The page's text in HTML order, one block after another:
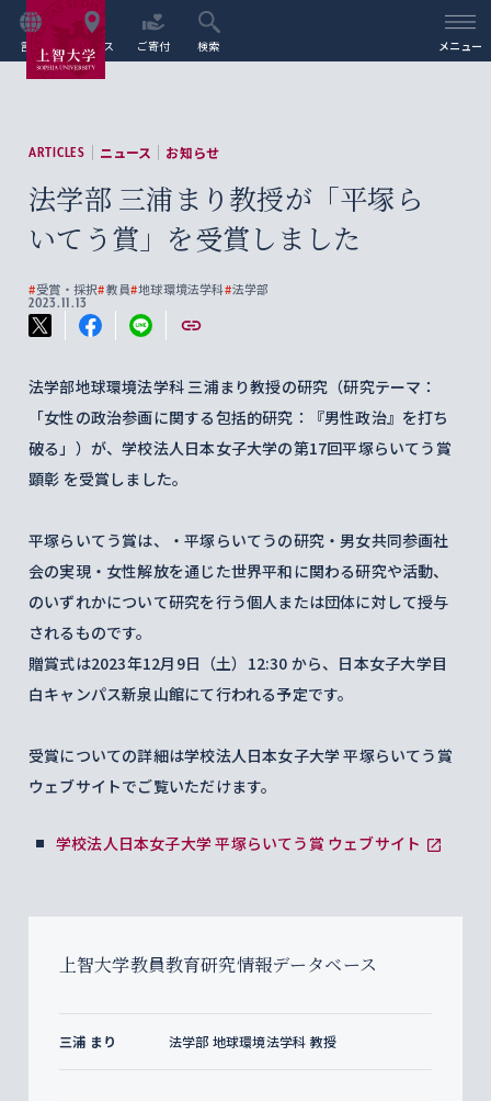
言語 アクセス ご寄付 検索 メニュー
ARTICLES ニュース お知らせ
法学部 三浦まり教授が「平塚ら
いてう賞」を受賞しました
#受賞・採択#教員#地球環境法学科#法学部
2023.11.13
法学部地球環境法学科 三浦まり教授の研究（研究テーマ：
「女性の政治参画に関する包括的研究：『男性政治』を打ち
破る」）が、学校法人日本女子大学の第17回平塚らいてう賞
顕彰 を受賞しました。
平塚らいてう賞は、・平塚らいてうの研究・男女共同参画社
会の実現・女性解放を通じた世界平和に関わる研究や活動、
のいずれかについて研究を行う個人または団体に対して授与
されるものです。
贈賞式は2023年12月9日（土）12:30 から、日本女子大学目
白キャンパス新泉山館にて行われる予定です。
受賞についての詳細は学校法人日本女子大学 平塚らいてう賞
ウェブサイトでご覧いただけます。
学校法人日本女子大学 平塚らいてう賞 ウェブサイト
上智大学教員教育研究情報データベース
三浦 まり 法学部 地球環境法学科 教授